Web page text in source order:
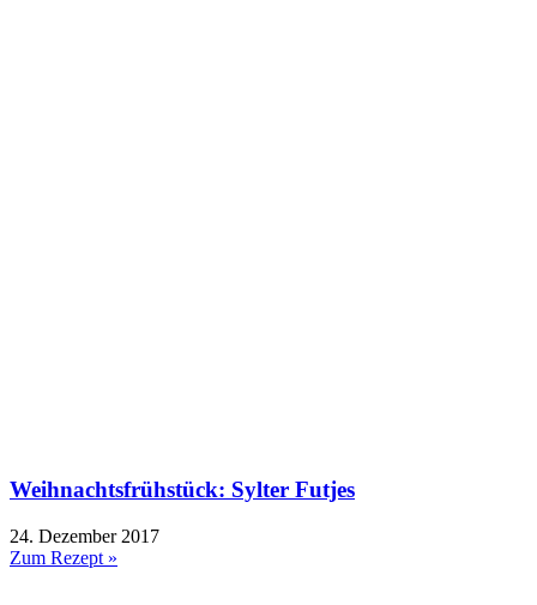
Weihnachtsfrühstück: Sylter Futjes
24. Dezember 2017
Zum Rezept »